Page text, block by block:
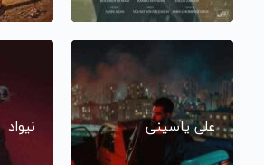
علی یاسینی نیواد